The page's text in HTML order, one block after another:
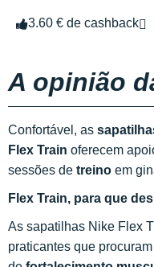
3.60 € de cashback
A opinião
Confortável, as
Flex Train oferecem
sessões de treino em
Flex Train, para que
As sapatilhas Nike Flex
praticantes que